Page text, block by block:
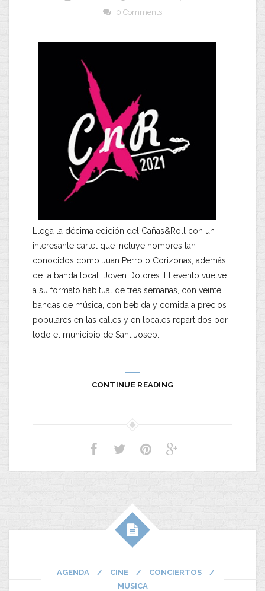
0 Comments
Llega la décima edición del Cañas&Roll con un
interesante cartel que incluye nombres tan
conocidos como Juan Perro o Corizonas, además
de la banda local Joven Dolores. El evento vuelve
a su formato habitual de tres semanas, con veinte
bandas de música, con bebida y comida a precios
populares en las calles y en locales repartidos por
todo el municipio de Sant Josep.
CONTINUE READING
AGENDA / CINE / CONCIERTOS
/
MUSICA